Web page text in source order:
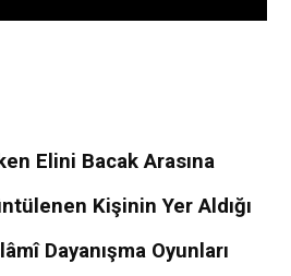
Elini Bacak Arasına
Kişinin Yer Aldığı
Dayanışma Oyunları